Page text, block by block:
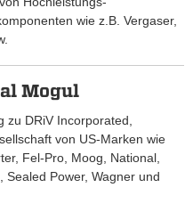
wie z.B. Vergaser,
Mogul
zu DRiV Incorporated,
von US-Marken wie
Fel-Pro, Moog, National,
Sealed Power, Wagner und